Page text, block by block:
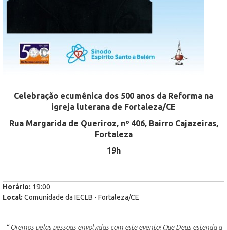
Celebração ecumênica dos 500 anos da Reforma na
igreja luterana de Fortaleza/CE
Rua Margarida de Queriroz, nº 406, Bairro Cajazeiras,
Fortaleza
19h
Horário: 19:00
Local: Comunidade da IECLB - Fortaleza/CE
“ Oremos pelas pessoas envolvidas com este evento! Que Deus estenda a